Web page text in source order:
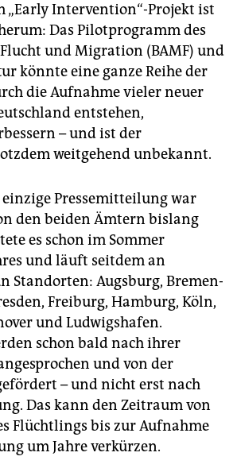
„Early Intervention“-Projekt ist
Das Pilotprogramm des
und Migration (BAMF) und
könnte eine ganze Reihe der
die Aufnahme vieler neuer
entstehen,
– und ist der
weitgehend unbekannt.
Pressemitteilung war
den beiden Ämtern bislang
es schon im Sommer
und läuft seitdem an
Standorten: Augsburg, Bremen-
Freiburg, Hamburg, Köln,
und Ludwigshafen.
schon bald nach ihrer
und von der
– und nicht erst nach
Das kann den Zeitraum von
Flüchtlings bis zur Aufnahme
um Jahre verkürzen.